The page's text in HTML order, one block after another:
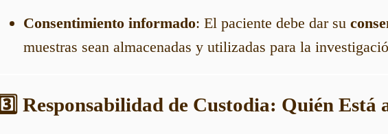
Consentimiento informado: El paciente debe dar su
muestras sean almacenadas y utilizadas para la
3️⃣ Responsabilidad de Custodia: Quién Está